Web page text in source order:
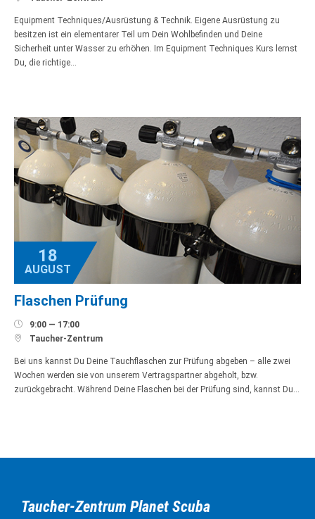
Equipment Techniques/Ausrüstung & Technik. Eigene Ausrüstung zu
besitzen ist ein elementarer Teil um Dein Wohlbefinden und Deine
Sicherheit unter Wasser zu erhöhen. Im Equipment Techniques Kurs lernst
Du, die richtige…
18
AUGUST
Flaschen Prüfung
 9:00 — 17:00
 Taucher-Zentrum
Bei uns kannst Du Deine Tauchflaschen zur Prüfung abgeben – alle zwei
Wochen werden sie von unserem Vertragspartner abgeholt, bzw.
zurückgebracht. Während Deine Flaschen bei der Prüfung sind, kannst Du…
Taucher-Zentrum Planet Scuba